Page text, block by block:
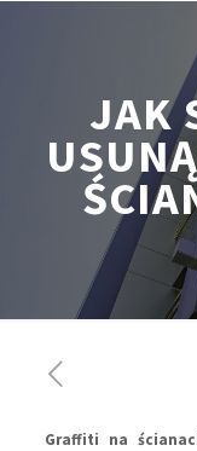
JAK
Graffiti na